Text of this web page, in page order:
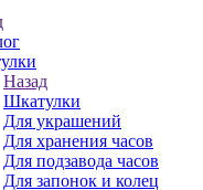
Назад
Шкатулки
Для украшений
Для хранения часов
Для подзавода часов
Для запонок и колец